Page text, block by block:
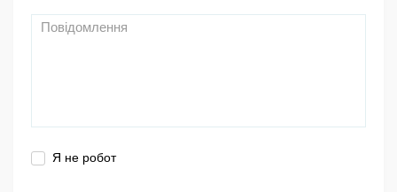
Я не робот